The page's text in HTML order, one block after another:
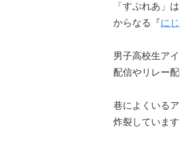
「すぷれあ」は
からなる『に
男子高校生ア
配信やリレー
巷によくいる
炸裂しています